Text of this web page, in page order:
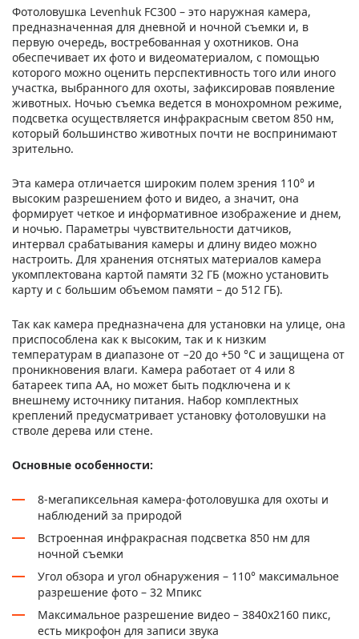
Фотоловушка Levenhuk FC300 – это наружная камера,
предназначенная для дневной и ночной съемки и, в
первую очередь, востребованная у охотников. Она
обеспечивает их фото и видеоматериалом, с помощью
которого можно оценить перспективность того или иного
участка, выбранного для охоты, зафиксировав появление
животных. Ночью съемка ведется в монохромном режиме,
подсветка осуществляется инфракрасным светом 850 нм,
который большинство животных почти не воспринимают
зрительно.
Эта камера отличается широким полем зрения 110° и
высоким разрешением фото и видео, а значит, она
формирует четкое и информативное изображение и днем,
и ночью. Параметры чувствительности датчиков,
интервал срабатывания камеры и длину видео можно
настроить. Для хранения отснятых материалов камера
укомплектована картой памяти 32 ГБ (можно установить
карту и с большим объемом памяти – до 512 ГБ).
Так как камера предназначена для установки на улице, она
приспособлена как к высоким, так и к низким
температурам в диапазоне от −20 до +50 °С и защищена от
проникновения влаги. Камера работает от 4 или 8
батареек типа АА, но может быть подключена и к
внешнему источнику питания. Набор комплектных
креплений предусматривает установку фотоловушки на
стволе дерева или стене.
Основные особенности:
8-мегапиксельная камера-фотоловушка для охоты и
наблюдений за природой
Встроенная инфракрасная подсветка 850 нм для
ночной съемки
Угол обзора и угол обнаружения – 110° максимальное
разрешение фото – 32 Мпикс
Максимальное разрешение видео – 3840x2160 пикс,
есть микрофон для записи звука